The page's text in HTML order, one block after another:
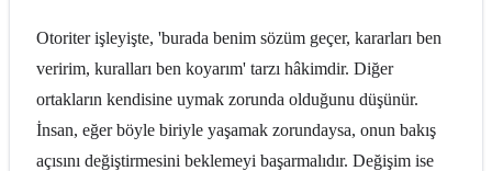
Otoriter işleyişte, 'burada benim sözüm geçer, kararları ben
veririm, kuralları ben koyarım' tarzı hâkimdir. Diğer
ortakların kendisine uymak zorunda olduğunu düşünür.
İnsan, eğer böyle biriyle yaşamak zorundaysa, onun bakış
açısını değiştirmesini beklemeyi başarmalıdır. Değişim ise